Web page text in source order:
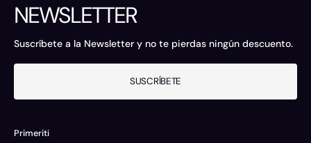
NEWSLETTER
Suscríbete a la Newsletter y no te pierdas ningún descuento.
SUSCRÍBETE
Primeriti